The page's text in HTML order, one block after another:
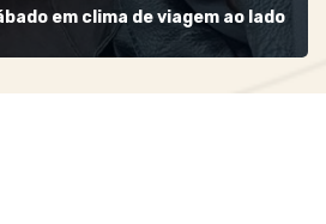
em clima de viagem ao lado